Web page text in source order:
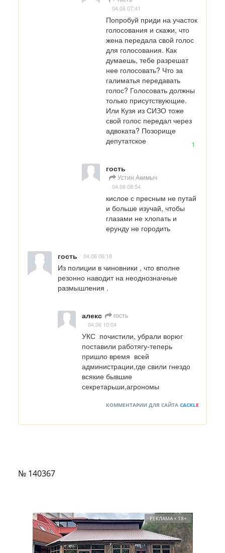
04.06 07:41
Попробуй приди на участок
голосования и скажи, что
жена передала свой голос
для голосования. Как
думаешь, тебе разрешат
нее голосовать? Что за
галиматья передавать
голос? Голосовать должны
только присутствующие.
Или Кузя из СИЗО тоже
свой голос передал через
адвоката? Позорище
депутатское
1
гость
Устин Акимыч
04.06 08:54
кислое с пресным не путай
и больше изучай, чтобы
глазами не хлопать и
ерунду не городить
гость 04.06 06:18
Из полиции в чиновники , что вполне
резонно наводит на неоднозначные
размышления .
алекс гость
04.06 10:04
УКС  почистили, убрали ворюг
поставили работягу-теперь
пришло время  всей
администрации,где свили гнездо
всякие бывшие
секретарьши,агрономы
КОММЕНТАРИИ ДЛЯ САЙТА CACKLE
№ 140367
РЕКЛАМА • 18+